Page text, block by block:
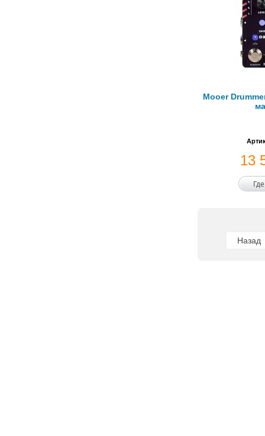
Mooer
13
Назад